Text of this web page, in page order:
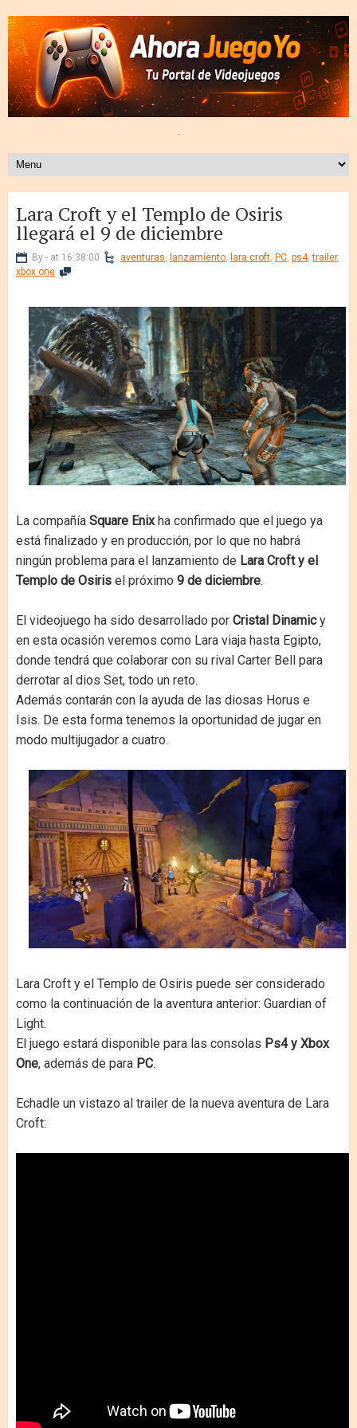
.
Lara Croft y el Templo de Osiris
llegará el 9 de diciembre
By - at 16:38:00 aventuras, lanzamiento, lara croft, PC, ps4,trailer,
xbox one
La compañía Square Enixha confirmado que el juego ya
está finalizado y en producción, por lo que no habrá
ningún problema para el lanzamiento de Lara Croft y el
Templo de Osiris el próximo 9 de diciembre.
El videojuego ha sido desarrollado por Cristal Dinamicy
en esta ocasión veremos como Lara viaja hasta Egipto,
donde tendrá que colaborar con su rival Carter Bell para
derrotar al dios Set, todo un reto.
Además contarán con la ayuda de las diosas Horus e
Isis. De esta forma tenemos la oportunidad de jugar en
modo multijugador a cuatro.
Lara Croft y el Templo de Osiris puede ser considerado
como la continuación de la aventura anterior: Guardian of
Light.
El juego estará disponible para las consolas Ps4 y Xbox
One, además de para PC.
Echadle un vistazo al trailer de la nueva aventura de Lara
Croft: